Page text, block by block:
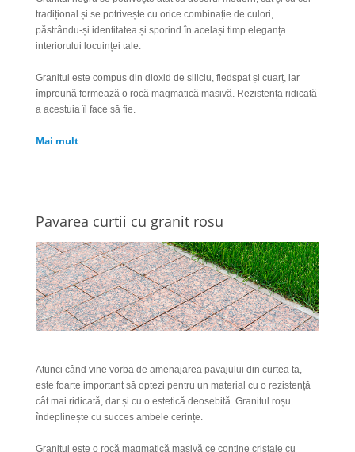
tradițional și se potrivește cu orice combinație de culori,
păstrându-și identitatea și sporind în același timp eleganța
interiorului locuinței tale.
Granitul este compus din dioxid de siliciu, fiedspat și cuarț, iar
împreună formează o rocă magmatică masivă. Rezistența ridicată
a acestuia îl face să fie.
Mai mult
Pavarea curtii cu granit rosu
Atunci când vine vorba de amenajarea pavajului din curtea ta,
este foarte important să optezi pentru un material cu o rezistență
cât mai ridicată, dar și cu o estetică deosebită. Granitul roșu
îndeplinește cu succes ambele cerințe.
Granitul este o rocă magmatică masivă ce conține cristale cu